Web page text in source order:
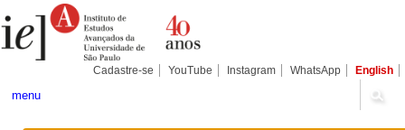
para
conteúdo.
Pessoais
Cadastre-se YouTube Instagram WhatsApp English
menu